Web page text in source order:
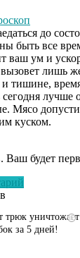
до
быть все
ваш ум и
лишь
и тишине,
сегодня
Мясо
куском.
Ваш будет
самый
с корнем,
за 5 дней!